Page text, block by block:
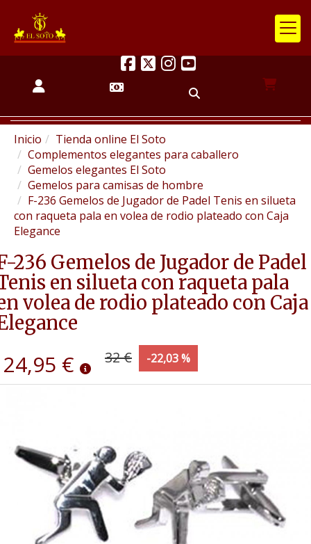
Inicio
Tienda online El Soto
Complementos elegantes para caballero
Gemelos elegantes El Soto
Gemelos para camisas de hombre
F-236 Gemelos de Jugador de Padel Tenis en silueta
con raqueta pala en volea de rodio plateado con Caja
Elegance
236 Gemelos de Jugador de Padel
en silueta con raqueta pala
volea de rodio plateado con Caja
24,95 € 32 € -22,03 %